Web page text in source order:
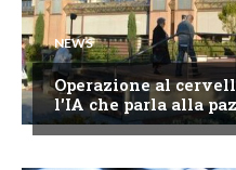
NEWS
Operazione al
l'IA che parla alla